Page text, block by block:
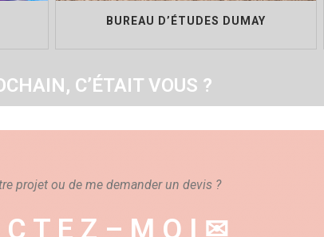
BUREAU D’ÉTUDES DUMAY
C’ÉTAIT VOUS ?
projet ou de me demander un devis ?
C T E Z – M O I ✉